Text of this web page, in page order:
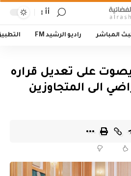
أأ
المباشر راديو الرشيد FM
على تعديل قراره
الى المتجاوزين